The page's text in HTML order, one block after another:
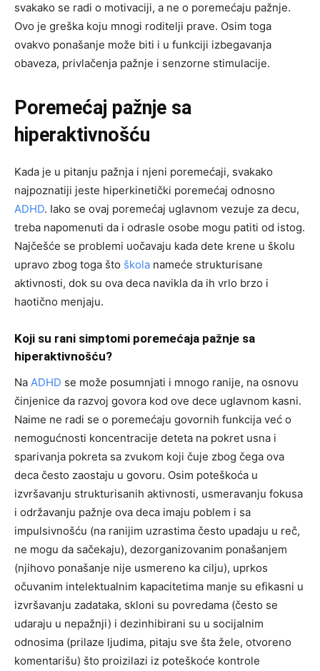
svakako se radi o motivaciji, a ne o poremećaju pažnje.
Ovo je greška koju mnogi roditelji prave. Osim toga
ovakvo ponašanje može biti i u funkciji izbegavanja
obaveza, privlačenja pažnje i senzorne stimulacije.
Poremećaj pažnje sa
hiperaktivnošću
Kada je u pitanju pažnja i njeni poremećaji, svakako
najpoznatiji jeste hiperkinetički poremećaj odnosno
ADHD. Iako se ovaj poremećaj uglavnom vezuje za decu,
treba napomenuti da i odrasle osobe mogu patiti od istog.
Najčešće se problemi uočavaju kada dete krene u školu
upravo zbog toga što škola nameće strukturisane
aktivnosti, dok su ova deca navikla da ih vrlo brzo i
haotično menjaju.
Koji su rani simptomi poremećaja pažnje sa
hiperaktivnošću?
Na ADHD se može posumnjati i mnogo ranije, na osnovu
činjenice da razvoj govora kod ove dece uglavnom kasni.
Naime ne radi se o poremećaju govornih funkcija već o
nemogućnosti koncentracije deteta na pokret usna i
sparivanja pokreta sa zvukom koji čuje zbog čega ova
deca često zaostaju u govoru. Osim poteškoća u
izvršavanju strukturisanih aktivnosti, usmeravanju fokusa
i održavanju pažnje ova deca imaju poblem i sa
impulsivnošću (na ranijim uzrastima često upadaju u reč,
ne mogu da sačekaju), dezorganizovanim ponašanjem
(njihovo ponašanje nije usmereno ka cilju), uprkos
očuvanim intelektualnim kapacitetima manje su efikasni u
izvršavanju zadataka, skloni su povredama (često se
udaraju u nepažnji) i dezinhibirani su u socijalnim
odnosima (prilaze ljudima, pitaju sve šta žele, otvoreno
komentarišu) što proizilazi iz poteškoće kontrole